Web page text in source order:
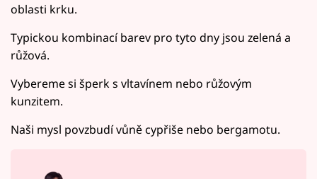
oblasti krku.
Typickou kombinací barev pro tyto dny jsou zelená a
růžová.
Vybereme si šperk s vltavínem nebo růžovým
kunzitem.
Naši mysl povzbudí vůně cypřiše nebo bergamotu.